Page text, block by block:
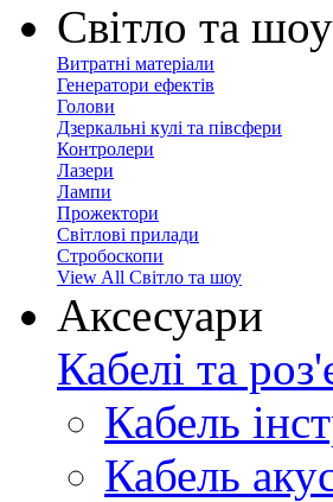
Світло та шоу
Витратні матеріали
Генератори ефектів
Голови
Дзеркальні кулі та півсфери
Контролери
Лазери
Лампи
Прожектори
Світлові прилади
Стробоскопи
View All Світло та шоу
Аксесуари
Кабелі та
Кабель
Кабель